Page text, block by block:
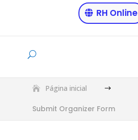
RH Online
Página inicial $
Submit Organizer Form